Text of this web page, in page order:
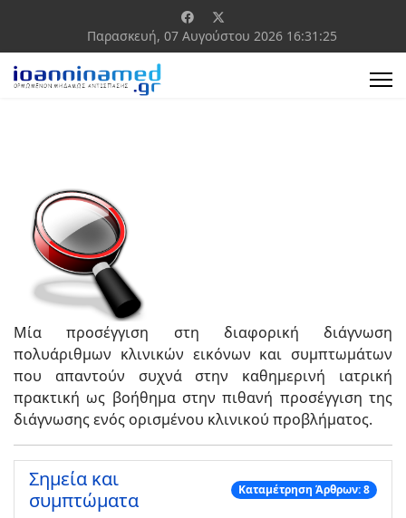
Παρασκευή, 07 Αυγούστου 2026 16:31:25
Μία προσέγγιση στη διαφορική διάγνωση
πολυάριθμων κλινικών εικόνων και συμπτωμάτων
που απαντούν συχνά στην καθημερινή ιατρική
πρακτική ως βοήθημα στην πιθανή προσέγγιση της
διάγνωσης ενός ορισμένου κλινικού προβλήματος.
Σημεία και
συμπτώματα
Καταμέτρηση Άρθρων: 8